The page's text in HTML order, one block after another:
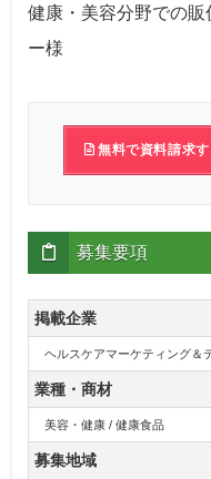
健康・美容分野での
ー様
無料で資料請求す
募集要項
掲載企業
ヘルスケアマーケティング＆
業種・商材
美容・健康 / 健康食品
募集地域